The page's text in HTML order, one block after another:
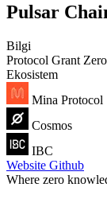
Pulsar
Bilgi
Protocol Grant
Ekosistem
Mina Protocol
Cosmos
IBC
Website Github
Where zero